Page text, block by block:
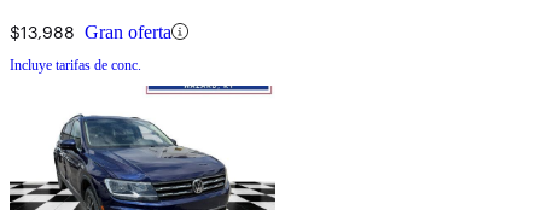
$13,988 Gran oferta
Incluye tarifas de conc.